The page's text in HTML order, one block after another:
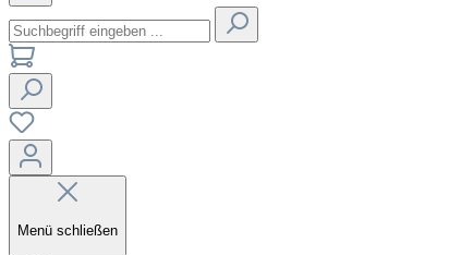
Menü schließen